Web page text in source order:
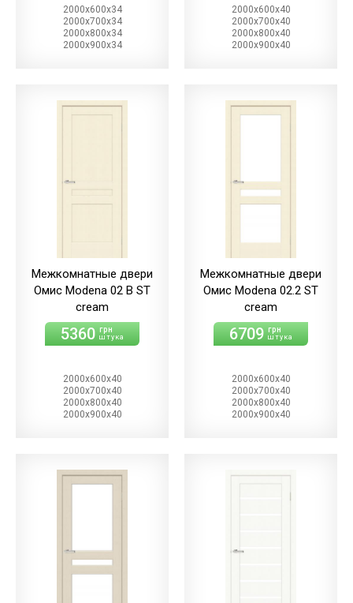
2000х600х34
2000х700х34
2000х800х34
2000х900х34
2000х600х40
2000х700х40
2000х800х40
2000х900х40
Межкомнатные двери
Омис Modena 02 B ST
cream
5360 грн
штука
2000х600х40
2000х700х40
2000х800х40
2000х900х40
Межкомнатные двери
Омис Modena 02.2 ST
cream
6709 грн
штука
2000х600х40
2000х700х40
2000х800х40
2000х900х40